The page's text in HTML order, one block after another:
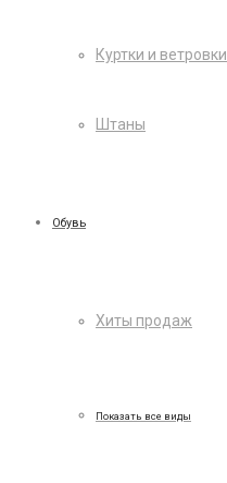
Куртки и ветровки
Штаны
Обувь
Хиты продаж
Показать все виды